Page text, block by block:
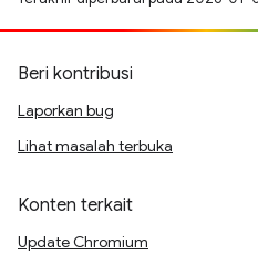
Beri kontribusi
Laporkan bug
Lihat masalah terbuka
Konten terkait
Update Chromium